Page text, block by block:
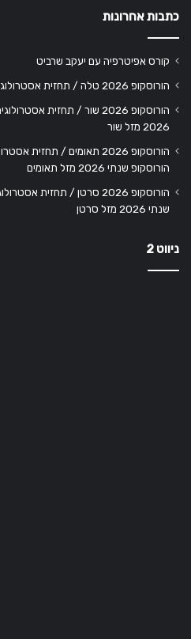
כתבות אחרונות
קורס אפיטרפיה עם יעקב שרביט
הורוסקופ 2026 טלה / תחזית אסטרולוגיה שנתית מזל טלה
הורוסקופ 2026 שור / תחזית
2026 מזל שור
הורוסקופ 2026 תאומים /
הורוסקופ שנתי 2026 מזל תאומים
הורוסקופ 2026 סרטן /
שנתי 2026 מזל סרטן
ניווט 2